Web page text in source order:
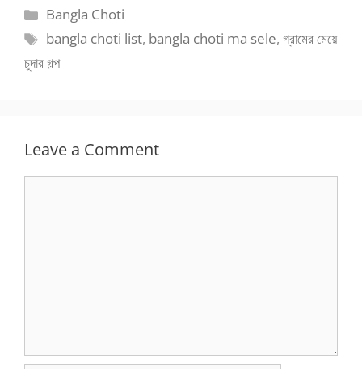
Categories
Bangla Choti
Tags
bangla choti list, bangla choti ma sele,গ্রামের মেয়ে
চুদার গল্প
Leave a Comment